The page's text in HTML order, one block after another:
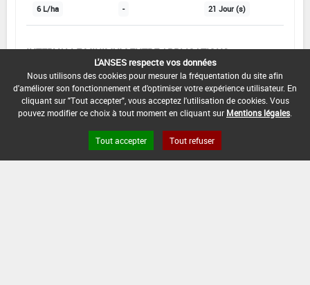
6 L/ha - 21 Jour (s)
INTERVALLE MINIMUM ENTRE APPLICATIONS :
DATE DE RETRAIT DE L'USAGE :
16/06/2016
DATE DE FIN DE DISTRIBUTION :
L'ANSES respecte vos données
Nous utilisons des cookies pour mesurer la fréquentation du site afin
d'améliorer son fonctionnement et d'optimiser votre expérience utilisateur. En
cliquant sur "Tout accepter", vous acceptez l'utilisation de cookies. Vous
pouvez modifier ce choix à tout moment en cliquant sur Mentions légales
Tout accepter Tout refuser